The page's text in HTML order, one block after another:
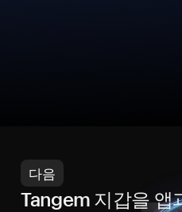
다음
Tangem 지갑을 앱